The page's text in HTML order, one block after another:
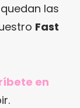
las
Fast
en